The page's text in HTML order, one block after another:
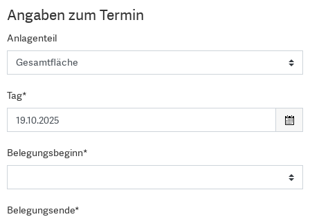
Angaben zum Termin
Anlagenteil
Tag*
Belegungsbeginn*
Belegungsende*